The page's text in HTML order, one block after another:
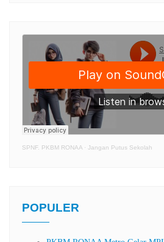
SPNF. PKBM RONAA · Jangan Putus Sekolah
POPULER